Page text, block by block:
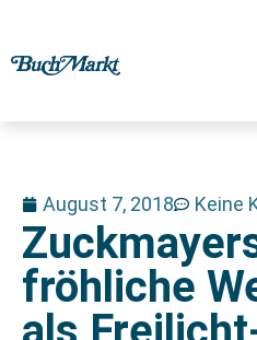
August 7, 2018 Keine
fröhliche